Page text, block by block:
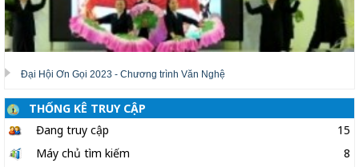
Đại Hội Ơn Gọi 2023 - Chương trình Văn Nghệ
THỐNG KÊ TRUY CẬP
Đang truy cập
15
Máy chủ tìm kiếm
8